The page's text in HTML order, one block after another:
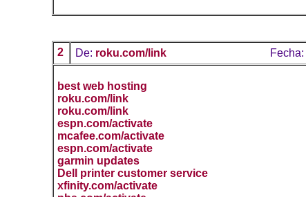
2 De: roku.com/link Fecha:
best web hosting
roku.com/link
roku.com/link
espn.com/activate
mcafee.com/activate
espn.com/activate
garmin updates
Dell printer customer service
xfinity.com/activate